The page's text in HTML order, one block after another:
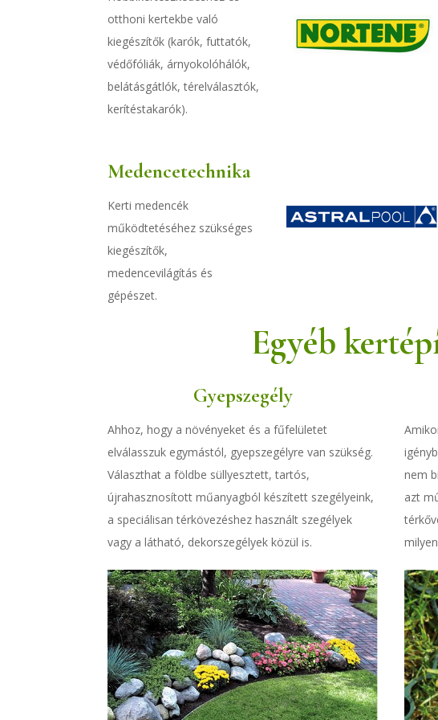
otthoni kertekbe való
kiegészítők (karók, futtatók,
védőfóliák, árnyokolóhálók,
belátásgátlók, térelválasztók,
kerítéstakarók).
Medencetechnika
Kerti medencék
működtetéséhez szükséges
kiegészítők,
medencevilágítás és
gépészet.
Egyéb
Gyepszegély
Ahhoz, hogy a növényeket és a fűfelületet
elválasszuk egymástól, gyepszegélyre van szükség.
Választhat a földbe süllyesztett, tartós,
újrahasznosított műanyagból készített szegélyeink,
a speciálisan térkövezéshez használt szegélyek
vagy a látható, dekorszegélyek közül is.
nem
azt